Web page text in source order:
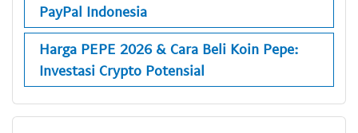
PayPal Indonesia
Harga PEPE 2026 & Cara Beli Koin Pepe:
Investasi Crypto Potensial